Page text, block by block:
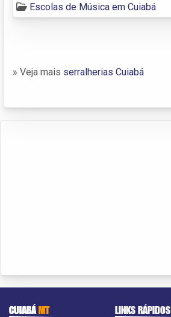
Escolas de Música em Cuiabá
» Veja mais serralherias Cuiabá
CUIABÁMT LINKS RÁPIDOS